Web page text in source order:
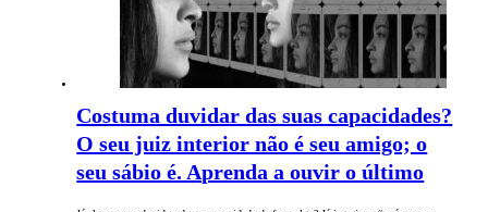
Costuma duvidar das suas capacidades?
O seu juiz interior não é seu amigo; o
seu sábio é. Aprenda a ouvir o último